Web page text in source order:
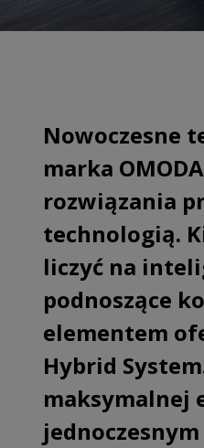
Nowoczesne
marka
rozwiązania
technologią.
liczyć na
podnoszące
elementem
Hybrid
maksymalnej